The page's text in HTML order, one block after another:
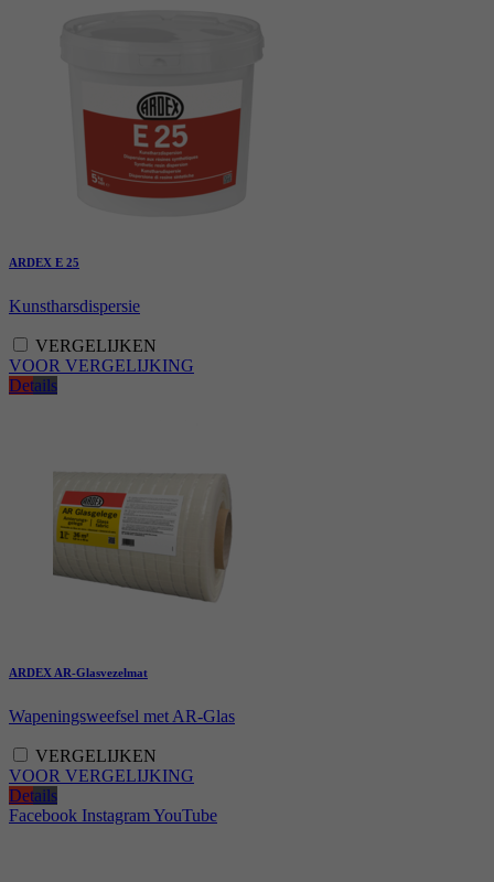
ARDEX E 25
Kunstharsdispersie
VERGELIJKEN
VOOR VERGELIJKING
Details
ARDEX AR-Glasvezelmat
Wapeningsweefsel met AR-Glas
VERGELIJKEN
VOOR VERGELIJKING
Details
Facebook InstagramYouTube